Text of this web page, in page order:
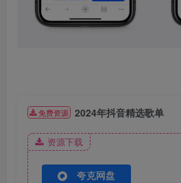
免费资源 2024年抖音精选歌单
资源下载
夸克网盘